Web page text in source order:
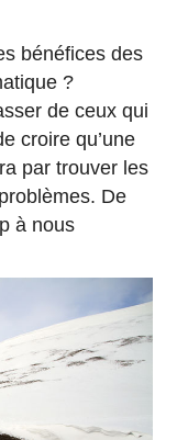
bénéfices des
?
de ceux qui
croire qu’une
par trouver les
De
à nous